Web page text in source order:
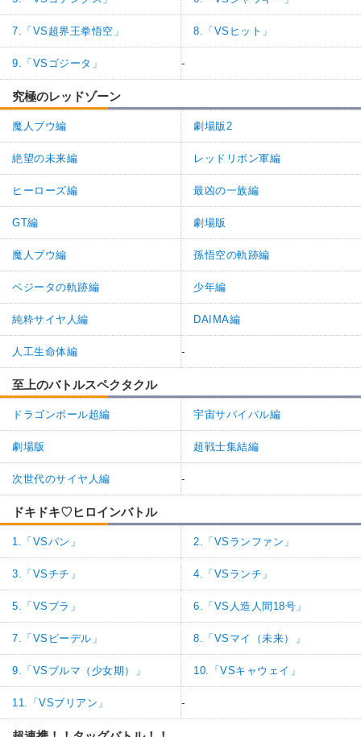
7.「VS超界王拳悟空」 8.「VSヒット」
9.「VSゴジータ」 -
究極のレッドゾーン
魔人ブウ編 劇場版2
絶望の未来編 レッドリボン軍編
ヒーローズ編 最凶の一族編
GT編 劇場版
魔人ブウ編 孫悟空の軌跡編
ベジータの軌跡編 少年編
純粋サイヤ人編 DAIMA編
人工生命体編 -
至上のバトルスペクタクル
ドラゴンボール超編 宇宙サバイバル編
劇場版 超戦士集結編
次世代のサイヤ人編 -
ドキドキ♡ヒロインバトル
1.「VSパン」 2.「VSランファン」
3.「VSチチ」 4.「VSランチ」
5.「VSブラ」 6.「VS人造人間18号」
7.「VSビーデル」 8.「VSマイ（未来）」
9.「VSブルマ（少女期）」 10.「VSキャウェイ」
11.「VSブリアン」 -